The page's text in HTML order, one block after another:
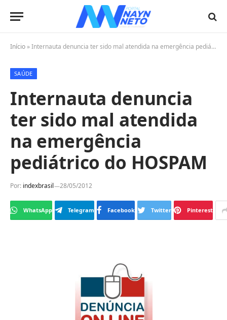
Início »Internauta denuncia ter sido mal atendida na emergência pediátrico do HOSPAM
SAÚDE
Internauta denuncia
ter sido mal atendida
na emergência
pediátrico do HOSPAM
Por: indexbrasil 28/05/2012
WhatsApp Telegram Facebook Twitter Pinterest